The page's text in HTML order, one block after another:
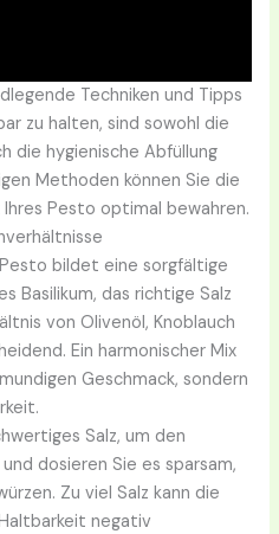
Techniken und Tipps
zu halten, sind sowohl die
die hygienische Abfüllung
Methoden können Sie die
Pesto optimal bewahren.
bildet eine sorgfältige
Basilikum, das richtige Salz
von Olivenöl, Knoblauch
Ein harmonischer Mix
Geschmack, sondern
Salz, um den
dosieren Sie es sparsam,
Zu viel Salz kann die
negativ